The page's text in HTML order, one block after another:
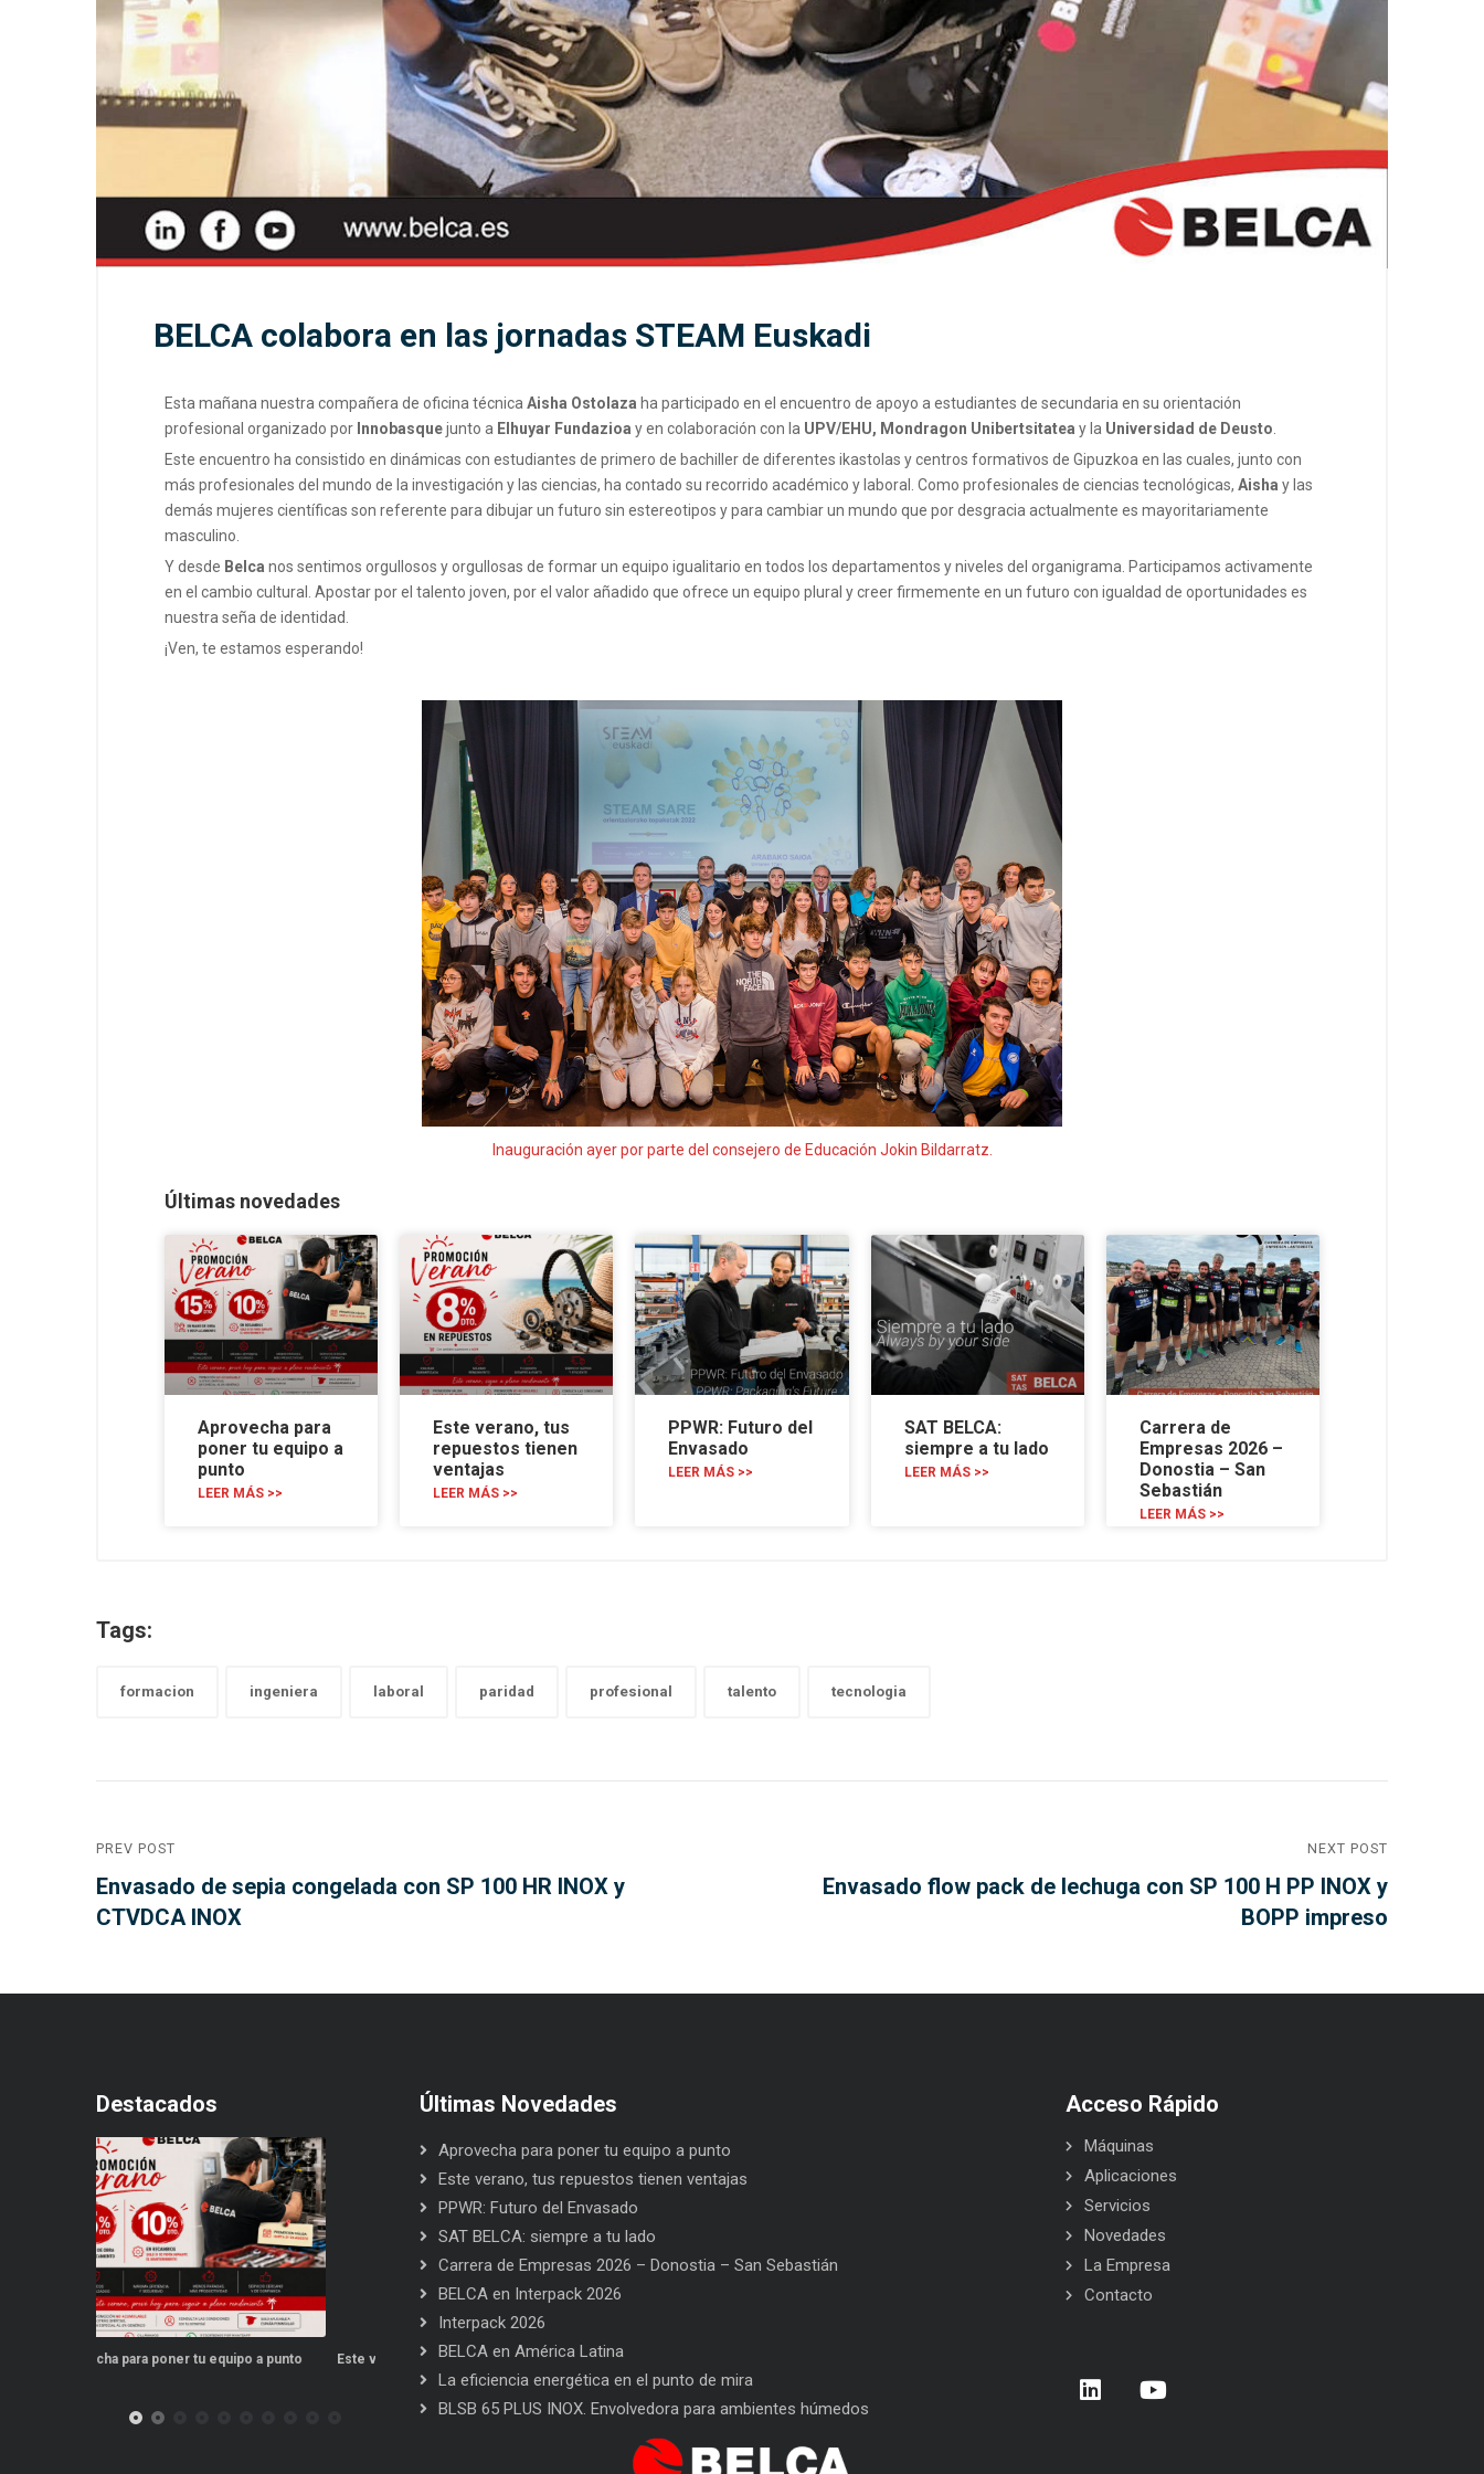
BELCA colabora en las jornadas STEAM Euskadi
Esta mañana nuestra compañera de oficina técnica Aisha Ostolaza ha participado en el encuentro de apoyo a estudiantes de secundaria en su orientación
profesional organizado por Innobasquejunto a Elhuyar Fundazioa y en colaboración con la UPV/EHU, Mondragon Unibertsitatea y la Universidad de Deusto
Este encuentro ha consistido en dinámicas con estudiantes de primero de bachiller de diferentes ikastolas y centros formativos de Gipuzkoa en las cuales, junto con
más profesionales del mundo de la investigación y las ciencias, ha contado su recorrido académico y laboral. Como profesionales de ciencias tecnológicas, Aisha y las
demás mujeres científicas son referente para dibujar un futuro sin estereotipos y para cambiar un mundo que por desgracia actualmente es mayoritariamente
masculino.
Y desde Belca nos sentimos orgullosos y orgullosas de formar un equipo igualitario en todos los departamentos y niveles del organigrama. Participamos activamente
en el cambio cultural. Apostar por el talento joven, por el valor añadido que ofrece un equipo plural y creer firmemente en un futuro con igualdad de oportunidades es
nuestra seña de identidad.
¡Ven, te estamos esperando!
Inauguración ayer por parte del consejero de Educación Jokin Bildarratz.
Últimas novedades
Aprovecha para
poner tu equipo a
punto
LEER MÁS >>
Este verano, tus
repuestos tienen
ventajas
LEER MÁS >>
PPWR: Futuro del
Envasado
LEER MÁS >>
SAT BELCA:
siempre a tu lado
LEER MÁS >>
Carrera de
Empresas 2026 –
Donostia – San
Sebastián
LEER MÁS >>
Tags:
formacion ingeniera laboral paridad profesional talento tecnologia
PREV POST
Envasado de sepia congelada con SP 100 HR INOX y
CTVDCA INOX
NEXT POST
Envasado flow pack de lechuga con SP 100 H PP INOX y
BOPP impreso
Destacados
Este verano, tus repuestos tienen ventajas PPWR: Futuro del Envasado
Últimas Novedades
Aprovecha para poner tu equipo a punto
Este verano, tus repuestos tienen ventajas
PPWR: Futuro del Envasado
SAT BELCA: siempre a tu lado
Carrera de Empresas 2026 – Donostia – San Sebastián
BELCA en Interpack 2026
Interpack 2026
BELCA en América Latina
La eficiencia energética en el punto de mira
BLSB 65 PLUS INOX. Envolvedora para ambientes húmedos
Acceso Rápido
Máquinas
Aplicaciones
Servicios
Novedades
La Empresa
Contacto